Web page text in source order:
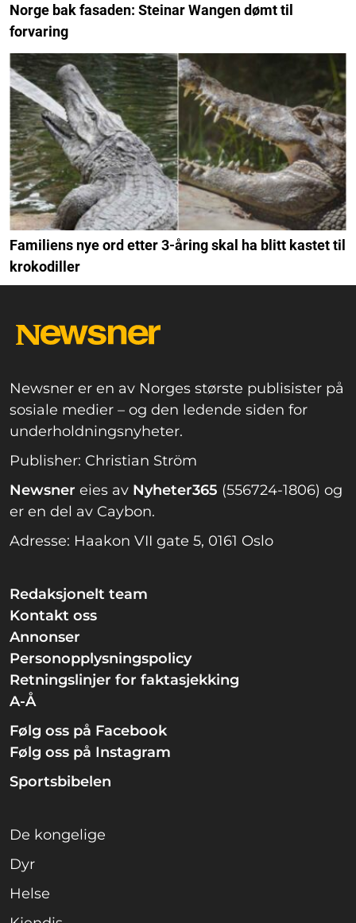
Norge bak fasaden: Steinar Wangen dømt til
forvaring
Familiens nye ord etter 3-åring skal ha blitt kastet til
krokodiller
Newsner er en av Norges største publisister på
sosiale medier – og den ledende siden for
underholdningsnyheter.
Publisher: Christian Ström
Newsner eies av Nyheter365 (556724-1806) og
er en del av Caybon.
Adresse: Haakon VII gate 5, 0161 Oslo
Redaksjonelt team
Kontakt oss
Annonser
Personopplysningspolicy
Retningslinjer for faktasjekking
A-Å
Følg oss på Facebook
Følg oss på Instagram
Sportsbibelen
De kongelige
Dyr
Helse